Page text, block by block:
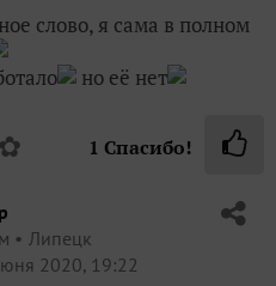
слово, я сама в полном
но её нет
✿ 1 Спасибо!
Липецк
2020, 19:22